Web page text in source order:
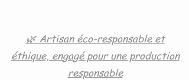
🌿 Artisan éco-responsable et
éthique, engagé pour une production
responsable